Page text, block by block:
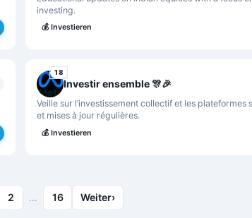
investing.
💰 Investieren
18
Investir ensemble 🎊🎉
Veille sur l’investissement collectif et les
et mises à jour régulières.
💰 Investieren
2 … 16 Weiter›